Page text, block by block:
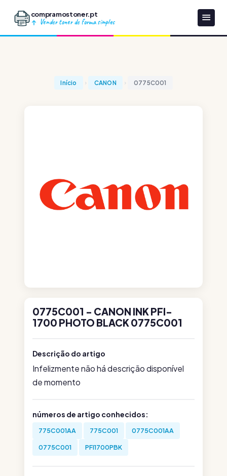
compramostoner.pt
Vender toner de forma simples
Início CANON 0775C001
0775C001 - CANON INK PFI-
1700 PHOTO BLACK 0775C001
Descrição do artigo
Infelizmente não há descrição disponível
de momento
números de artigo conhecidos:
775C001AA 775C001 0775C001AA
0775C001 PFI1700PBK